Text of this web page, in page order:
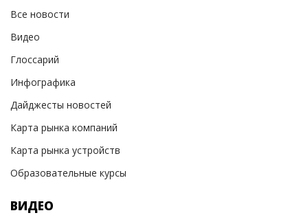
Все новости
Видео
Глоссарий
Инфографика
Дайджесты новостей
Карта рынка компаний
Карта рынка устройств
Образовательные курсы
ВИДЕО